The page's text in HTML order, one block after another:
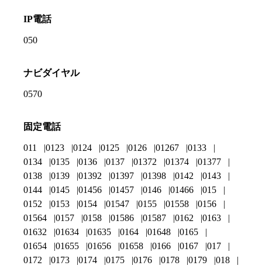
IP電話
050
ナビダイヤル
0570
固定電話
011 0123 0124 0125 0126 01267
0133
0134
0135 0136 0137 01372 01374
01377
0138
0139 01392 01397 01398 0142
0143
0144
0145 01456 01457 0146 01466
015
0152
0153 0154 01547 0155 01558
0156
01564
0157 0158 01586 01587 0162
0163
01632
01634 01635 0164 01648
0165
01654
01655 01656 01658 0166 0167
017
0172
0173 0174 0175 0176 0178 0179
018